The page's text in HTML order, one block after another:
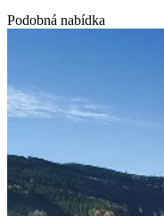
Podobná nabídka